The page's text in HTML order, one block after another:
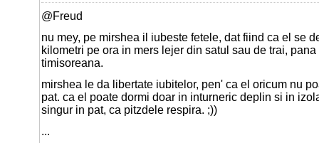
@Freud
nu mey, pe mirshea il iubeste fetele, dat fiind ca el se
kilometri pe ora in mers lejer din satul sau de trai,
timisoreana.
mirshea le da libertate iubitelor, pen' ca el oricum nu
pat. ca el poate dormi doar in inturneric deplin si in
singur in pat, ca pitzdele respira. ;))
...